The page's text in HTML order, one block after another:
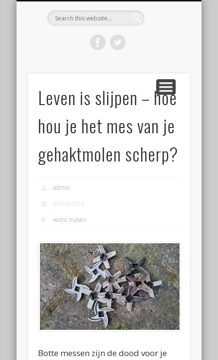
Worstlog
Leven is slijpen – hoe
hou je het mes van je
gehaktmolen scherp?
admin
28/04/2016
worst maken
Botte messen zijn de dood voor je